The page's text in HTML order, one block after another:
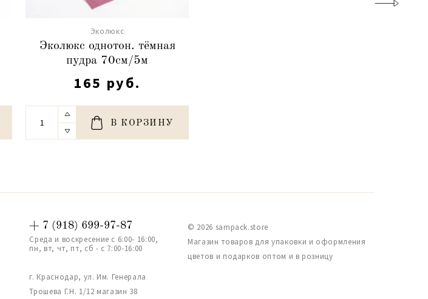
Эколюкс
Эколюкс однотон. тёмная
пудра 70см/5м
165 руб.
В КОРЗИНУ
+ 7 (918) 699-97-87
Среда и воскресение с 6:00- 16:00,
пн, вт, чт, пт, сб - с 7:00-16:00
г. Краснодар, ул. Им. Генерала
Трошева Г.Н. 1/12 магазин 38
© 2026 sampack.store
Магазин товаров для упаковки и оформления
цветов и подарков оптом и в розницу